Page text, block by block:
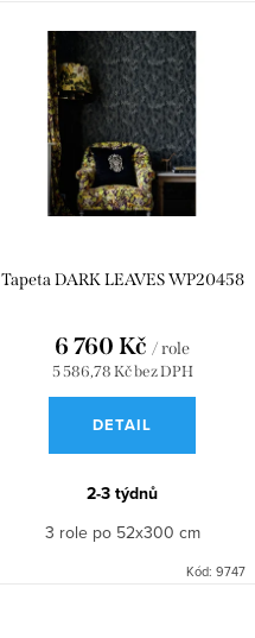
Tapeta DARK LEAVES WP20458
5 586,78 Kč bez DPH
6 760 Kč / role
DETAIL
2-3 týdnů
3 role po 52x300 cm
Kód: 9747